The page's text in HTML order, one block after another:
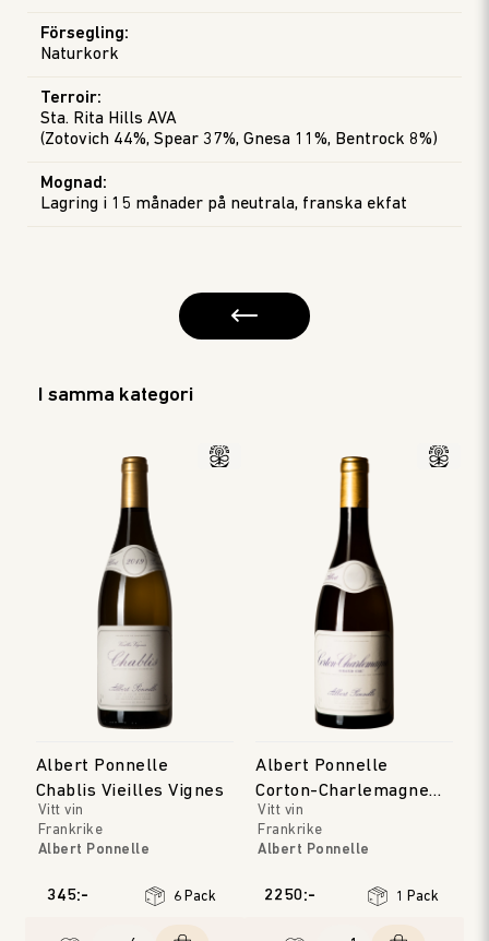
Försegling:
Naturkork
Terroir:
Sta. Rita Hills AVA
Mognad :
Lagring i 15 månader på neutrala, franska ekfat
I samma kategori
Albert Ponnelle
Chablis Vieilles Vignes
Vitt vin
Frankrike
Albert Ponnelle
345:- 6 Pack
Albert Ponnelle
Corton-Charlemagne
Grand Cru
Vitt vin
Frankrike
Albert Ponnelle
2250:- 1 Pack